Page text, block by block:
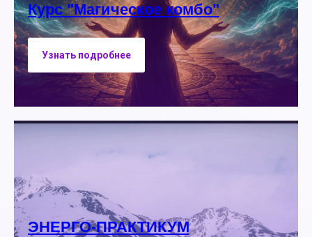
Курс "Магическое комбо"
Узнать подробнее
ЭНЕРГО-ПРАКТИКУМ